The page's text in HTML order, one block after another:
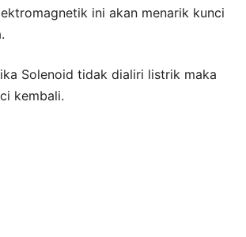
ini akan menarik kunci
Solenoid tidak dialiri listrik maka
kembali.